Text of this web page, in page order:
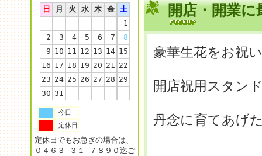
日
月 火 水 木 金
土
1
2
3 4 5 6 7
8
9 10 11 12 13 14 15
16 17 18 19 20 21 22
23 24 25 26 27 28 29
30 31
今日
定休日
定休日でもお急ぎの場合は、
０４６３-３１-７８９０迄ご
開店・開業
豪華生花をお祝
開店祝用スタン
丹念に育てあげ